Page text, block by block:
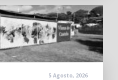
5 Agosto, 2026